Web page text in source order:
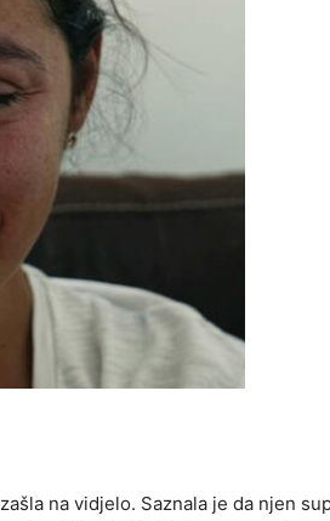
na vidjelo. Saznala je da njen